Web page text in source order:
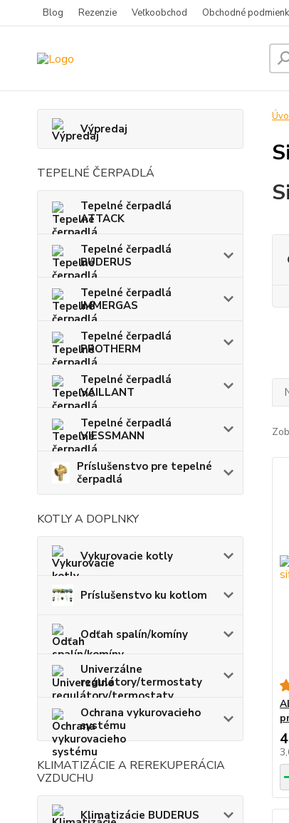
Blog Rezenzie Veľkoobchod Obchodné
Výpredaj
TEPELNÉ ČERPADLÁ
Tepelné čerpadlá
ATTACK
Tepelné čerpadlá
BUDERUS
Tepelné čerpadlá
IMMERGAS
Tepelné čerpadlá
PROTHERM
Tepelné čerpadlá
VAILLANT
Tepelné čerpadlá
VIESSMANN
Príslušenstvo pre tepelné
čerpadlá
KOTLY A DOPLNKY
Vykurovacie kotly
Príslušenstvo ku kotlom
Odťah spalín/komíny
Univerzálne
regulátory/termostaty
Ochrana vykurovacieho
systému
KLIMATIZÁCIE A REREKUPERÁCIA
VZDUCHU
Klimatizácie BUDERUS